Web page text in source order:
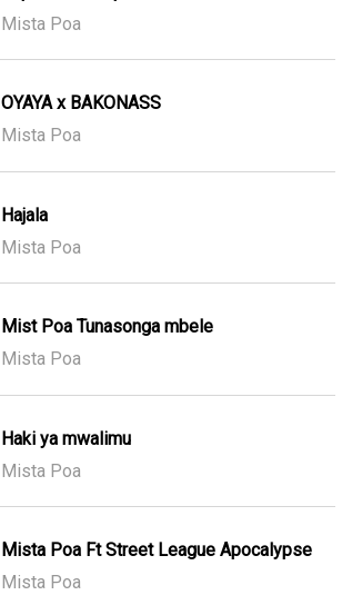
Mista Poa
OYAYA x BAKONASS
Mista Poa
Hajala
Mista Poa
Mist Poa Tunasonga mbele
Mista Poa
Haki ya mwalimu
Mista Poa
Mista Poa Ft Street League Apocalypse
Mista Poa